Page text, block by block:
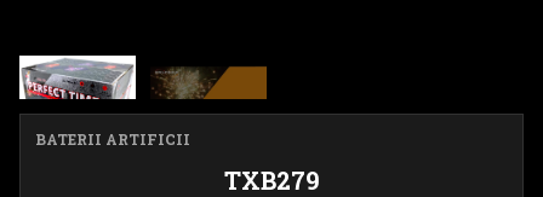
BATERII ARTIFICII
TXB279